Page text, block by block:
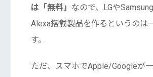
は「無料」 なので、LGや
Alexa搭載製品を作るというのは
す。
ただ、スマホでApple/Googleが